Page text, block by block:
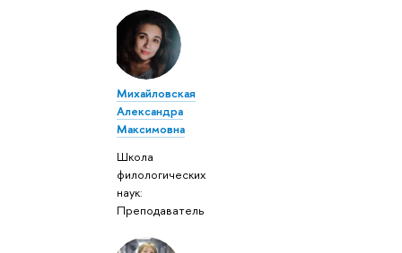
Михайловская
Александра
Максимовна
Школа
филологических
наук:
Преподаватель